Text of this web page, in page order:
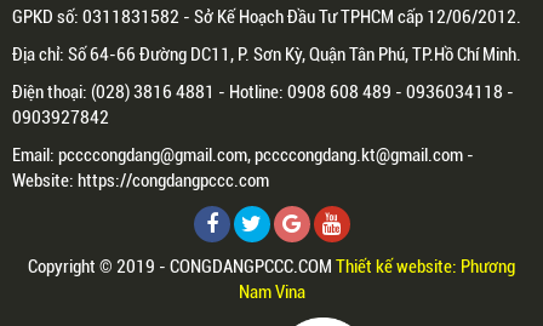
GPKD số: 0311831582 - Sở Kế Hoạch Đầu Tư TPHCM cấp 12/06/2012.
Địa chỉ: Số 64-66 Đường DC11, P. Sơn Kỳ, Quận Tân Phú, TP.Hồ Chí Minh.
Điện thoại: (028) 3816 4881 - Hotline: 0908 608 489 - 0936034118 -
0903927842
Email: pccccongdang@gmail.com, pccccongdang.kt@gmail.com -
Website: https://congdangpccc.com
Copyright © 2019 - CONGDANGPCCC.COM Thiết kế website: Phương
Nam Vina